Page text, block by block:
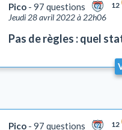
Pico 97 questions 12
Jeudi 28 avril 2022 à 22h06
Pas de règles : quel
Pico 97 questions 12